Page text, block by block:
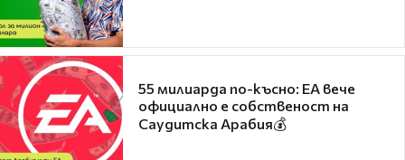
55 милиарда по-късно: EA вече
официално е собственост на
Саудитска Арабия💰